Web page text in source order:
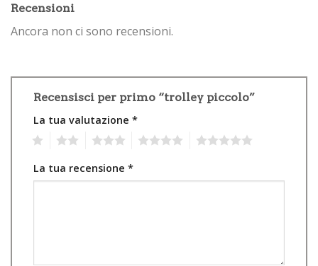
Recensioni
Ancora non ci sono recensioni.
Recensisci per primo “trolley piccolo”
La tua valutazione *
La tua recensione *